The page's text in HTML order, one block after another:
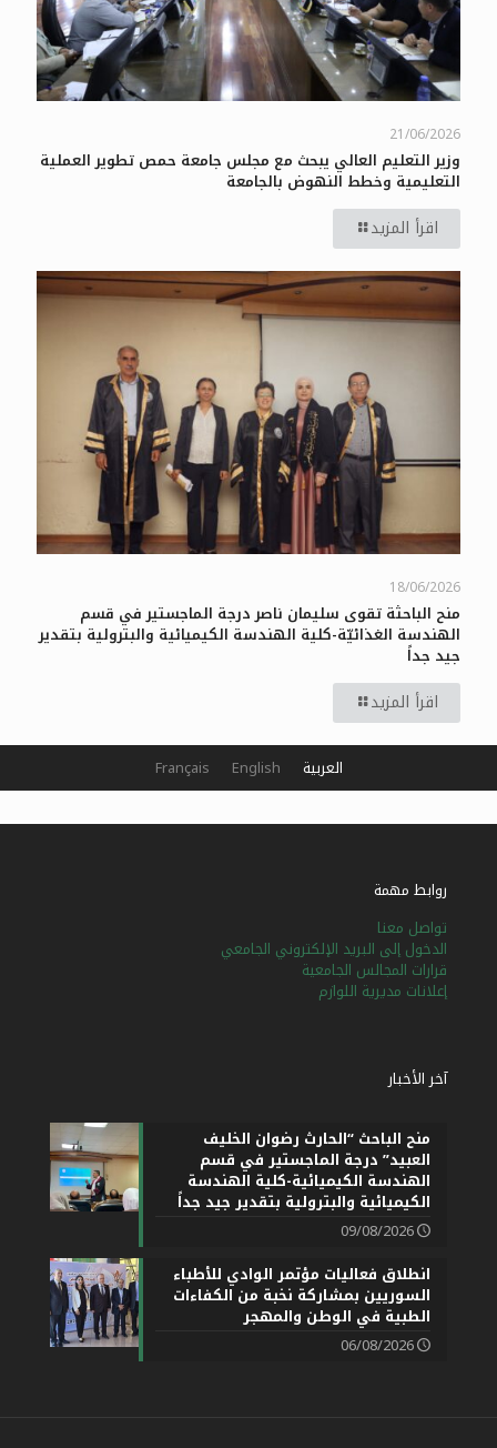
21/06/2026
وزير التعليم العالي يبحث مع مجلس جامعة حمص تطوير العملية
التعليمية وخطط النهوض بالجامعة
اقرأ المزيد
18/06/2026
منح الباحثة تقوى سليمان ناصر درجة الماجستير في قسم
الهندسة الغذائيّة-كلية الهندسة الكيميائية والبترولية بتقدير
جيد جداً
اقرأ المزيد
روابط مهمة
تواصل معنا
الدخول إلى البريد الإلكتروني الجامعي
قرارات المجالس الجامعية
إعلانات مديرية اللوازم
آخر الأخبار
منح الباحث “الحارث رضوان الخليف
العبيد” درجة الماجستير في قسم
الهندسة الكيميائية-كلية الهندسة
الكيميائية والبترولية بتقدير جيد جداً
09/08/2026
انطلاق فعاليات مؤتمر الوادي للأطباء
السوريين بمشاركة نخبة من الكفاءات
الطبية في الوطن والمهجر
06/08/2026
العربية English
Français